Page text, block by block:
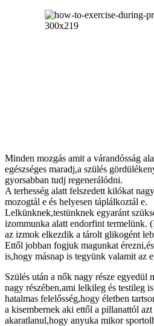
Minden mozgás amit a várandósság
egészséges maradj,a szülés
gyorsabban tudj regenerálódni.
A terhesség alatt felszedett kilókat
mozogtál e és helyesen táplálkoztál e.
Lelkünknek,testünknek egyaránt
izommunka alatt endorfint termelünk.
az izmok elkezdik a tárolt glikogént
Ettől jobban fogjuk magunkat
is,hogy másnap is tegyünk valamit az
Szülés után a nők nagy része egyedül
nagy részében,ami lelkileg és testileg
hatalmas felelősség,hogy életben
a kisembernek aki ettől a pillanattól
akaratlanul,hogy anyuka mikor